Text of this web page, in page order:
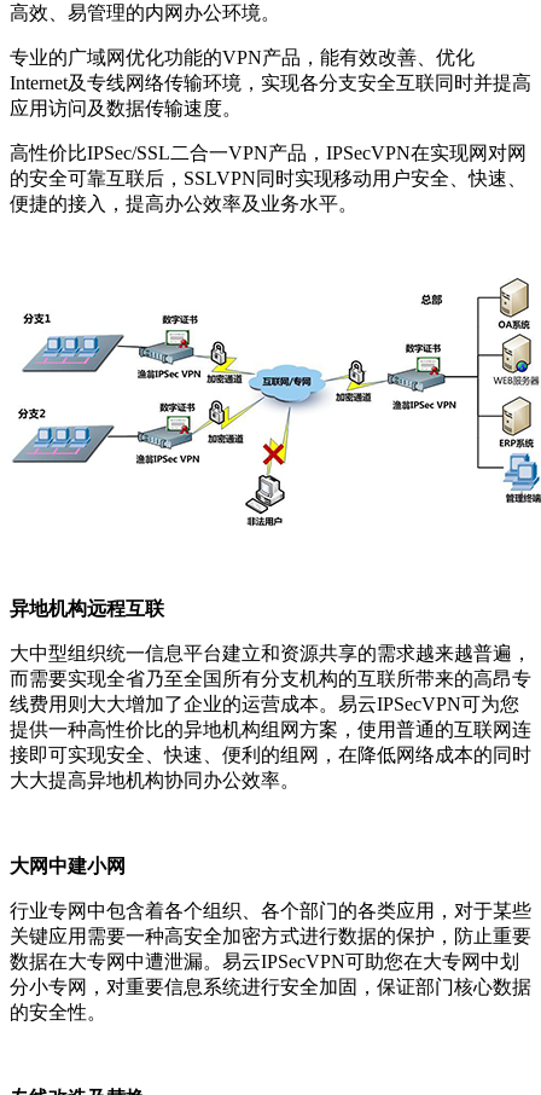
高效、易管理的内网办公环境。
专业的广域网优化功能的VPN产品，能有效改善、优化
Internet及专线网络传输环境，实现各分支安全互联同时并提高
应用访问及数据传输速度。
高性价比IPSec/SSL二合一VPN产品，IPSecVPN在实现网对网
的安全可靠互联后，SSLVPN同时实现移动用户安全、快速、
便捷的接入，提高办公效率及业务水平。
异地机构远程互联
大中型组织统一信息平台建立和资源共享的需求越来越普遍，
而需要实现全省乃至全国所有分支机构的互联所带来的高昂专
线费用则大大增加了企业的运营成本。易云IPSecVPN可为您
提供一种高性价比的异地机构组网方案，使用普通的互联网连
接即可实现安全、快速、便利的组网，在降低网络成本的同时
大大提高异地机构协同办公效率。
大网中建小网
行业专网中包含着各个组织、各个部门的各类应用，对于某些
关键应用需要一种高安全加密方式进行数据的保护，防止重要
数据在大专网中遭泄漏。易云IPSecVPN可助您在大专网中划
分小专网，对重要信息系统进行安全加固，保证部门核心数据
的安全性。